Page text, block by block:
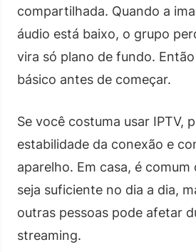
compartilhada. Quando a
áudio está baixo, o grupo
vira só plano de fundo.
básico antes de começar.
Se você costuma usar IPTV,
estabilidade da conexão e
aparelho. Em casa, é
seja suficiente no dia a dia,
outras pessoas pode afetar
streaming.